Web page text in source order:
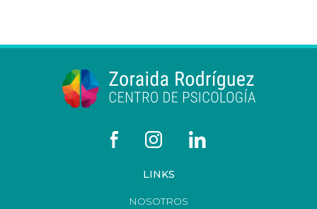
LINKS
NOSOTROS